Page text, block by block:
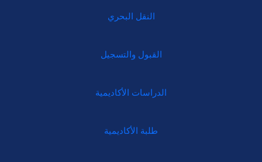
النقل البحري
القبول والتسجيل
الدراسات الأكاديمية
طلبة الأكاديمية